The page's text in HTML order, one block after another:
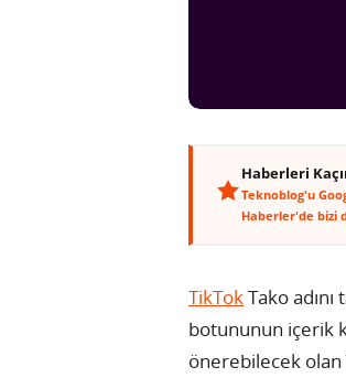
Haberleri
Teknoblog'u
Haberler'de bizi
TikTokTako
botununun içerik
önerebilecek